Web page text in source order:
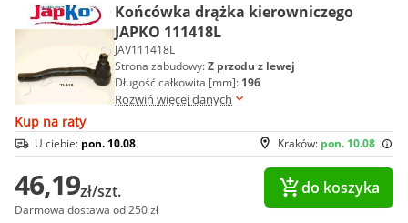
Końcówka drążka kierowniczego
JAPKO 111418L
JAV111418L
Strona zabudowy:Z przodu z lewej
Długość całkowita [mm]: 196
Rozwiń więcej danych
Kup na raty
Kraków: pon. 10.08
U ciebie: pon. 10.08
46,19zł/szt.
Darmowa dostawa od 250 zł
do koszyka